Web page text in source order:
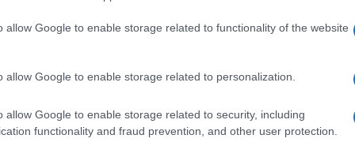
allow Google to enable storage related to functionality of the website
allow Google to enable storage related to personalization.
allow Google to enable storage related to security, including
functionality and fraud prevention, and other user protection.
ZANIMLJIVOSTI